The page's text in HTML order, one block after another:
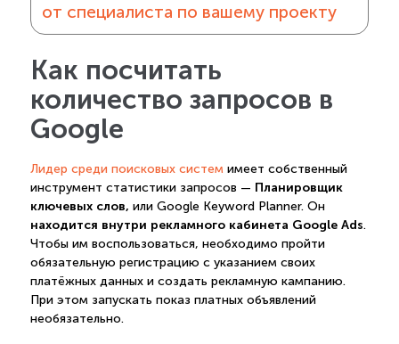
от специалиста по вашему проекту
Как посчитать
количество запросов в
Google
Лидер среди поисковых систем имеет собственный
инструмент статистики запросов — Планировщик
ключевых слов, или Google Keyword Planner. Он
находится внутри рекламного кабинета Google Ads.
Чтобы им воспользоваться, необходимо пройти
обязательную регистрацию с указанием своих
платёжных данных и создать рекламную кампанию.
При этом запускать показ платных объявлений
необязательно.